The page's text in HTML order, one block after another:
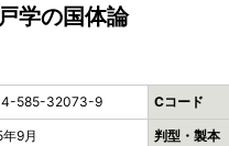
学の国体論
585-32073-9 Cコード
9月 判型・製本